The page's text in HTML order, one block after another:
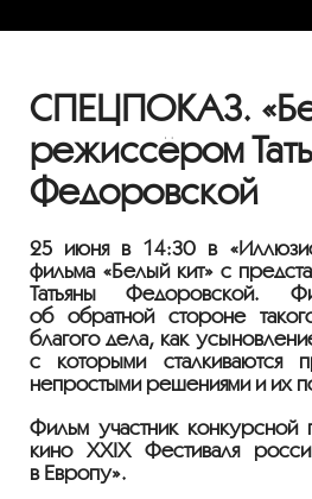
СПЕЦПОКАЗ.
режиссёром
Федоровской
25 июня в 14:30 в
фильма «Белый кит» с
Татьяны Федоровской.
об обратной стороне
благого дела, как
с которыми сталкиваются
непростыми решениями и их
Фильм участник конкурсной
кино XXIX Фестиваля
в Европу».